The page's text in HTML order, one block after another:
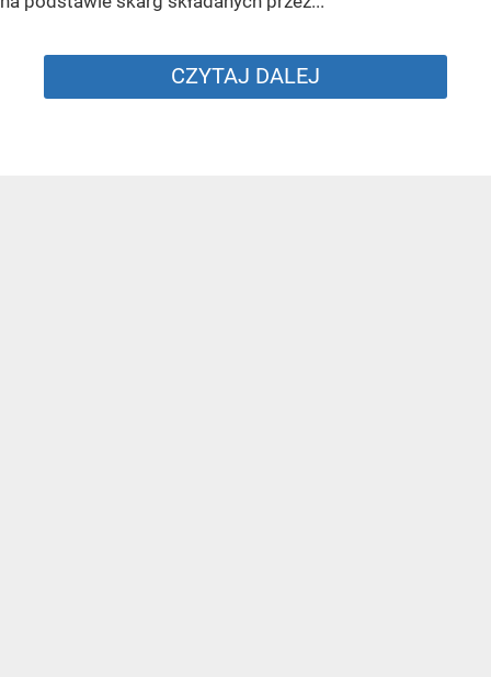
CZYTAJ DALEJ